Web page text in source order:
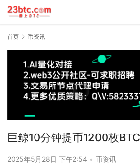
首页 币资讯
巨鲸10分钟提币1200枚BTC
2025年5月28日 下午2:54 • 币资讯